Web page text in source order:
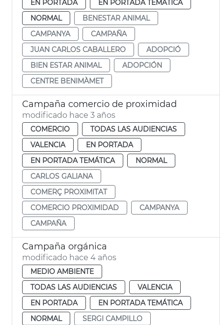
EN PORTADA
EN PORTADA TEMÁTICA
NORMAL
BENESTAR ANIMAL
CAMPANYA
CAMPAÑA
JUAN CARLOS CABALLERO
ADOPCIÓ
BIEN ESTAR ANIMAL
ADOPCIÓN
CENTRE BENIMÀMET
Campaña comercio de proximidad
modificado hace 3 años
COMERCIO
TODAS LAS AUDIENCIAS
VALENCIA
EN PORTADA
EN PORTADA TEMÁTICA
NORMAL
CARLOS GALIANA
COMERÇ PROXIMITAT
COMERCIO PROXIMIDAD
CAMPANYA
CAMPAÑA
Campaña orgánica
modificado hace 4 años
MEDIO AMBIENTE
TODAS LAS AUDIENCIAS
VALENCIA
EN PORTADA
EN PORTADA TEMÁTICA
NORMAL
SERGI CAMPILLO